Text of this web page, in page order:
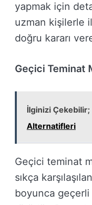
yapmak için
uzman kişilerle
doğru kararı
Geçici Teminat
İlginizi Çekebilir;
Alternatifleri
Geçici teminat
sıkça
boyunca